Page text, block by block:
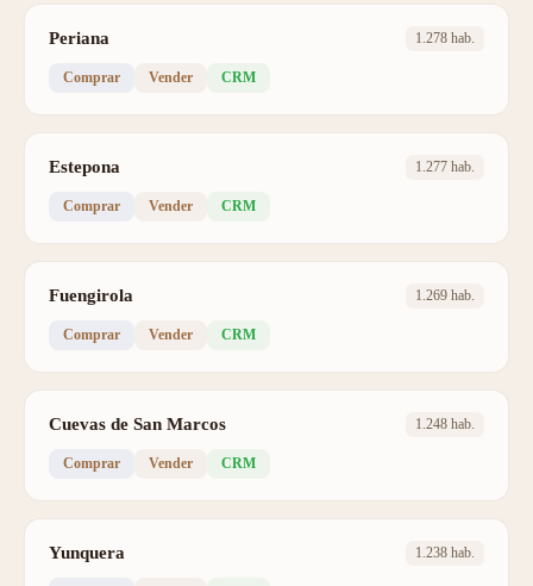
Periana 1.278 hab.
Comprar Vender CRM
Estepona 1.277 hab.
Comprar Vender CRM
Fuengirola 1.269 hab.
Comprar Vender CRM
Cuevas de San Marcos 1.248 hab.
Comprar Vender CRM
Yunquera 1.238 hab.